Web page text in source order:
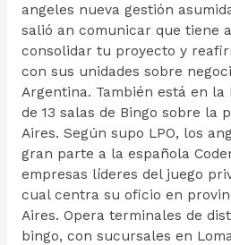
angeles nueva gestión
salió an comunicar que tiene
consolidar tu proyecto y
con sus unidades sobre
Argentina. También está en la
de 13 salas de Bingo sobre la
Aires. Según supo LPO, los
gran parte a la española
empresas líderes del juego
cual centra su oficio en
Aires. Opera terminales de
bingo, con sucursales en